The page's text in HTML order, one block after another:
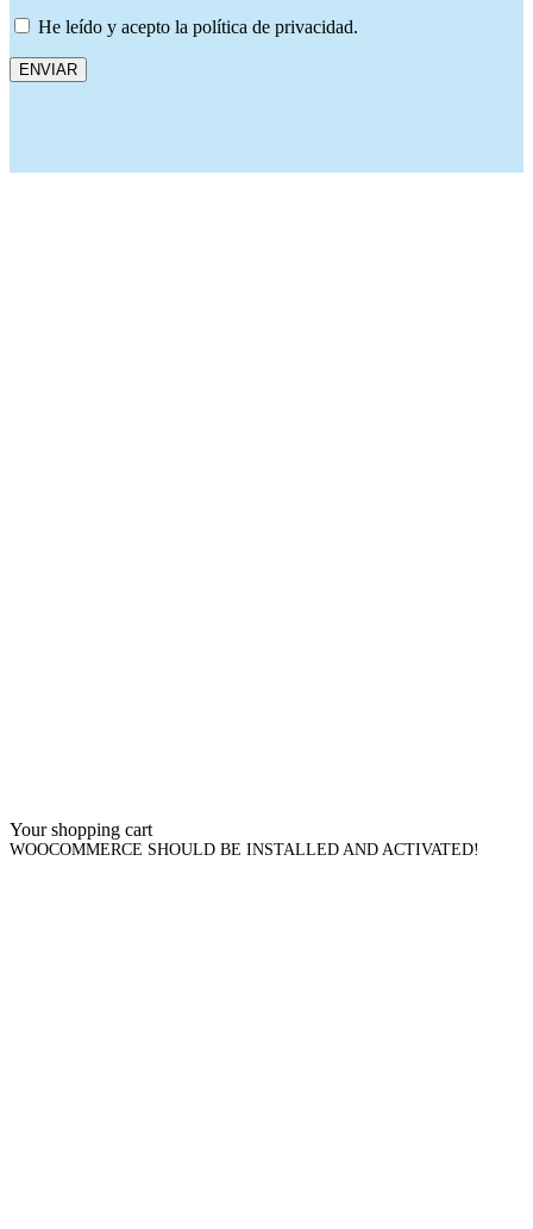
He leído y acepto la política de privacidad.
Your shopping cart
WOOCOMMERCE SHOULD BE INSTALLED AND ACTIVATED!